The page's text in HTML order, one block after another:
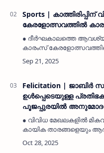
Sports | കാത്തിരിപ്പിന്
കേരളോത്സവത്തിൽ
● ദീർഘകാലത്തെ
കാരംസ്
മൊഗ്രാൽ മാസ്റ്റർ കിങ്
നിർണായകമായി. ●
Felicitation |
ഉൾപ്പെടെയുള്ള
പൂജപ്പുരയിൽ
വർണ്ണാഭമായി
● വിവിധ മേഖലകളിൽ
കായിക താരങ്ങളെയും
മൈ കെയർ ഉൽപ്പന്നങ്ങൾ
എത്തിച്ച സംരംഭകനാണ്